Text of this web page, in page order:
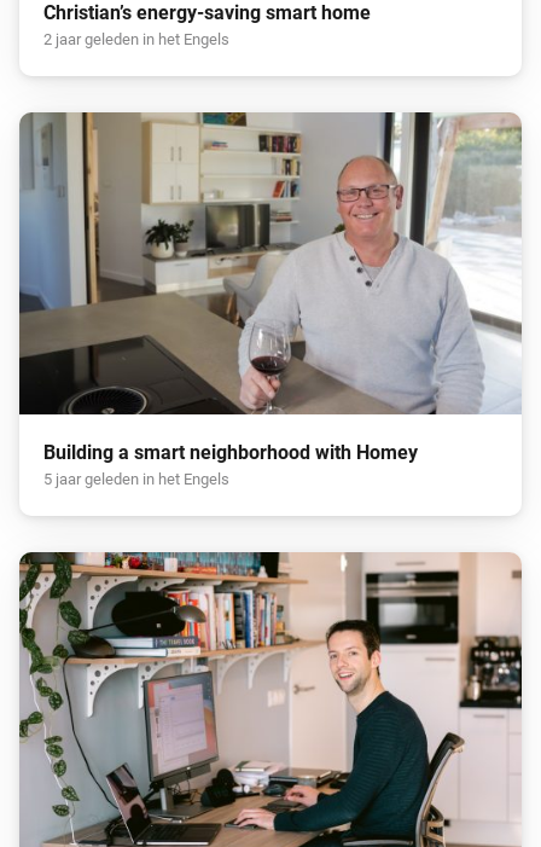
Christian’s energy-saving smart home
2 jaar geleden in het Engels
Building a smart neighborhood with Homey
5 jaar geleden in het Engels